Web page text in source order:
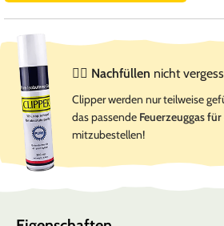
☝🏻 Nachfüllen nicht
Clipper werden nur teilweise
das passende Feuerzeuggas
mitzubestellen!